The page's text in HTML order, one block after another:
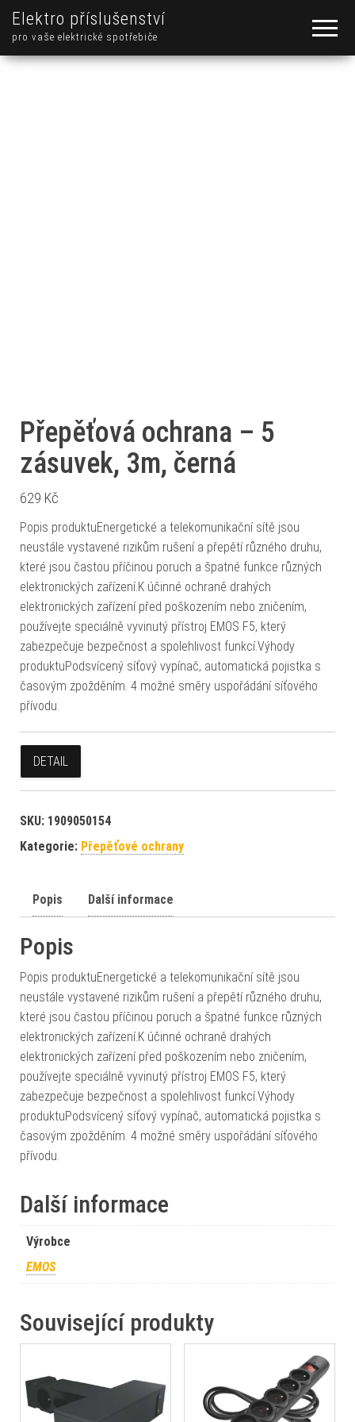
Elektro příslušenství
pro vaše elektrické spotřebiče
Přepěťová ochrana – 5
zásuvek, 3m, černá
629 Kč
Popis produktuEnergetické a telekomunikační sítě jsou
neustále vystavené rizikům rušení a přepětí různého druhu,
které jsou častou příčinou poruch a špatné funkce různých
elektronických zařízení.K účinné ochraně drahých
elektronických zařízení před poškozením nebo zničením,
používejte speciálně vyvinutý přístroj EMOS F5, který
zabezpečuje bezpečnost a spolehlivost funkcí.Výhody
produktuPodsvícený síťový vypínač, automatická pojistka s
časovým zpožděním. 4 možné směry uspořádání síťového
přívodu.
DETAIL
SKU: 1909050154
Kategorie: Přepěťové ochrany
Popis Další informace
Popis
Popis produktuEnergetické a telekomunikační sítě jsou
neustále vystavené rizikům rušení a přepětí různého druhu,
které jsou častou příčinou poruch a špatné funkce různých
elektronických zařízení.K účinné ochraně drahých
elektronických zařízení před poškozením nebo zničením,
používejte speciálně vyvinutý přístroj EMOS F5, který
zabezpečuje bezpečnost a spolehlivost funkcí.Výhody
produktuPodsvícený síťový vypínač, automatická pojistka s
časovým zpožděním. 4 možné směry uspořádání síťového
přívodu.
Další informace
Výrobce
EMOS
Související produkty